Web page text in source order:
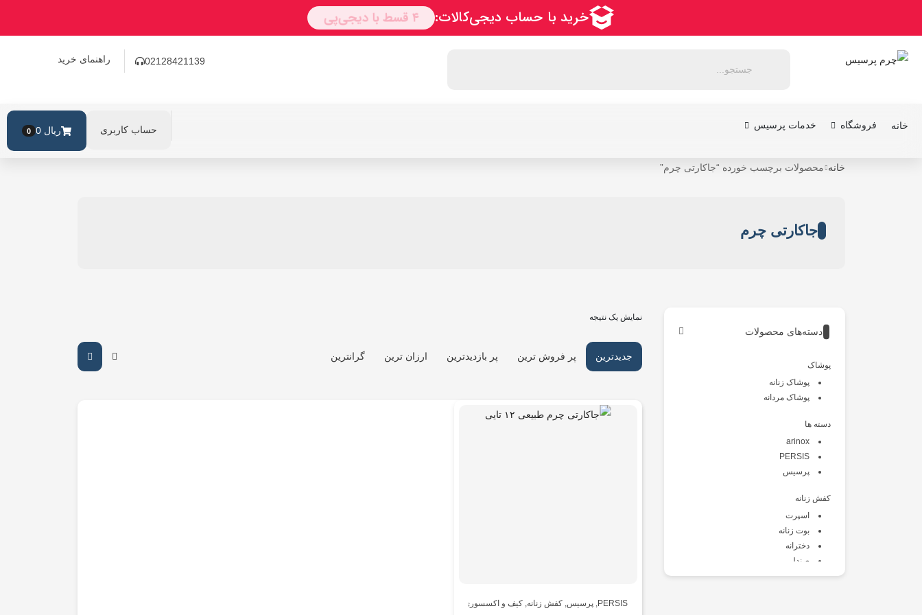
02128421139 راهنمای خرید
خانه فروشگاه خدمات پرسیس حساب کاربری 0 ریال 0
خانه محصولات برچسب خورده “جاکارتی چرم”
جاکارتی چرم
نمایش یک نتیجه
پر فروش ترین پر بازدیدترین جدیدترین ارزان ترین گرانترین
PERSIS پرسیس کفش زنانه کیف و اکسسوری
دسته‌های محصولات
پوشاک
پوشاک زنانه
پوشاک مردانه
دسته ها
arinox
PERSIS
پرسیس
کفش زنانه
اسپرت
بوت زنانه
دخترانه
صندل
طبی